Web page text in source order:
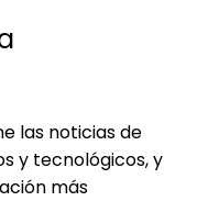
las noticias de
y tecnológicos, y
más